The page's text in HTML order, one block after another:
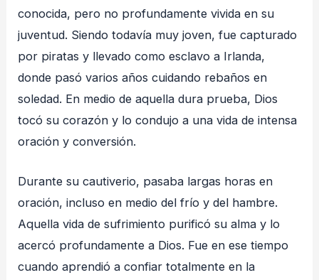
conocida, pero no profundamente vivida en su
juventud. Siendo todavía muy joven, fue capturado
por piratas y llevado como esclavo a Irlanda,
donde pasó varios años cuidando rebaños en
soledad. En medio de aquella dura prueba, Dios
tocó su corazón y lo condujo a una vida de intensa
oración y conversión.
Durante su cautiverio, pasaba largas horas en
oración, incluso en medio del frío y del hambre.
Aquella vida de sufrimiento purificó su alma y lo
acercó profundamente a Dios. Fue en ese tiempo
cuando aprendió a confiar totalmente en la